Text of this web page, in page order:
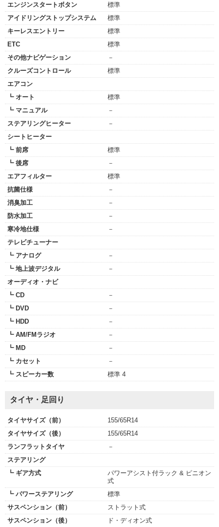
エンジンスタートボタン
標準
アイドリングストップシステム
標準
キーレスエントリー
標準
ETC
標準
その他ナビゲーション
－
クルーズコントロール
標準
エアコン
┗ オート
標準
┗ マニュアル
－
ステアリングヒーター
－
シートヒーター
┗ 前席
標準
┗ 後席
－
エアフィルター
標準
抗菌仕様
－
消臭加工
－
防水加工
－
寒冷地仕様
－
テレビチューナー
┗ アナログ
－
┗ 地上波デジタル
－
オーディオ・ナビ
┗ CD
－
┗ DVD
－
┗ HDD
－
┗ AM/FMラジオ
－
┗ MD
－
┗ カセット
－
┗ スピーカー数
標準 4
タイヤ・足回り
タイヤサイズ（前）
155/65R14
タイヤサイズ（後）
155/65R14
ランフラットタイヤ
－
ステアリング
┗ ギア方式
パワーアシスト付ラック & ピニオン
式
┗ パワーステアリング
標準
サスペンション（前）
ストラット式
サスペンション（後）
ド・ディオン式